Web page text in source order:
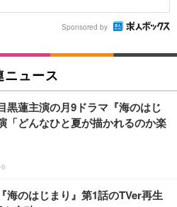
Sponsored by
ニュース
黒蓮主演の月9ドラマ『海のはじ
「どんなひと夏が描かれるのか楽
海のはじまり』第1話のTVer再生